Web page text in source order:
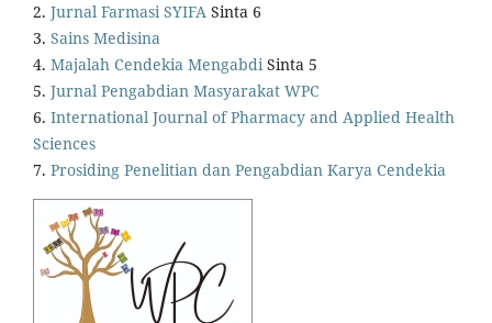
2. Jurnal Farmasi SYIFA Sinta 6
3. Sains Medisina
4. Majalah Cendekia MengabdiSinta 5
5. Jurnal Pengabdian Masyarakat WPC
6. International Journal of Pharmacy and Applied Health
Sciences
7. Prosiding Penelitian dan Pengabdian Karya Cendekia